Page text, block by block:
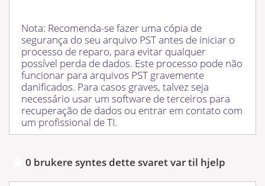
Nota: Recomenda-se fazer uma cópia de
segurança do seu arquivo PST antes de iniciar o
processo de reparo, para evitar qualquer
possível perda de dados. Este processo pode não
funcionar para arquivos PST gravemente
danificados. Para casos graves, talvez seja
necessário usar um software de terceiros para
recuperação de dados ou entrar em contato com
um profissional de TI.
0 brukere syntes dette svaret var til hjelp